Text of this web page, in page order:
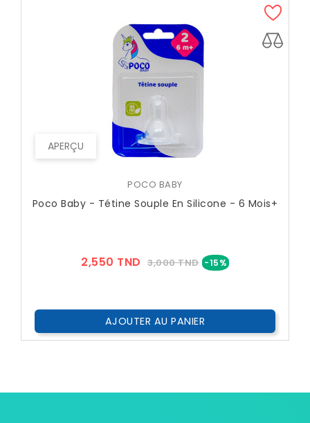
APERÇU
POCO BABY
Poco Baby - Tétine Souple En Silicone - 6 Mois+
2,550 TND Prix
3,000 TND -15%Prix
AJOUTER AU PANIER